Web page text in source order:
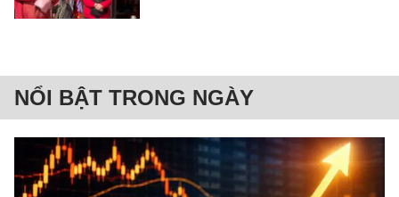
NỔI BẬT TRONG NGÀY